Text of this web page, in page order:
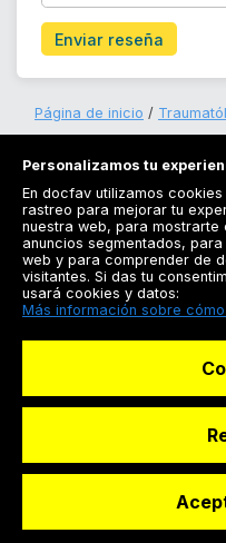
Enviar reseña
Página de inicio
Docfav
©
Personalizamos tu
En docfav utilizamos
rastreo para mejorar tu
nuestra web, para
anuncios segmentados,
web y para comprender de
visitantes. Si das tu
usará cookies y datos:
Más información sobre